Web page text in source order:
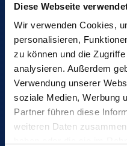
Diese Webseite
Wir verwenden Cookies,
personalisieren,
zu können und die
analysieren. Außerdem
Verwendung unserer
soziale Medien, Werbung
Partner führen diese
weiteren Daten
Finden Sie
der TT: